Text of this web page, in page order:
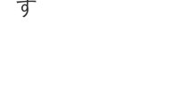
す